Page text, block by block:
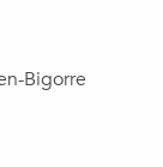
Bigorre